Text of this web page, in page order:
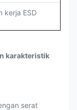
kerja ESD
karakteristik
serat